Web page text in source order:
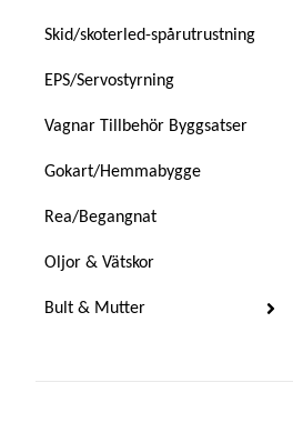
Skid/skoterled-spårutrustning
EPS/Servostyrning
Vagnar Tillbehör Byggsatser
Gokart/Hemmabygge
Rea/Begangnat
Oljor & Vätskor
Bult & Mutter